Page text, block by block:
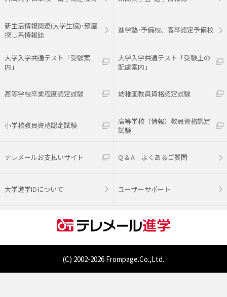
新生活情報関連(大学生協)･部屋
探し系情報誌
進学塾･予備校、高卒認定予備校
大学入学共通テスト「受験案
内」
大学入学共通テスト「受験上の
配慮案内」
高等学校卒業程度認定試験 幼稚園教員資格認定試験
小学校教員資格認定試験
高等学校（情報）教員資格認定
試験
テレメールお支払いサイト Q & A よくあるご質問
大学進学IDについて ユーザーサポート
(C) 2002-2026 Frompage.Co.,Ltd.